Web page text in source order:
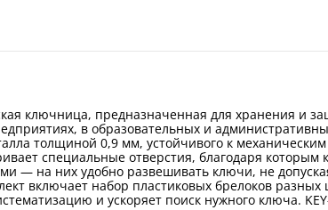
ключница, предназначенная для хранения и
в образовательных и
толщиной 0,9 мм, устойчивого к
специальные отверстия, благодаря
— на них удобно развешивать ключи, не
включает набор пластиковых брелоков
и ускоряет поиск нужного ключа.